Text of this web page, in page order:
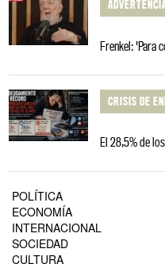
Frenkel: 'Para
CRISIS DE
El 28,5% de
POLÍTICA
ECONOMÍA
INTERNACIONAL
SOCIEDAD
CULTURA